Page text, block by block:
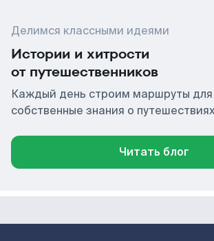
Делимся классными идеями
Истории и хитрости
от путешественников
Каждый день строим маршруты для
собственные знания о путешествиях
Читать блог